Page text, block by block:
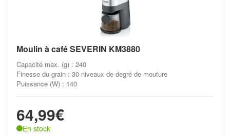
Moulin à café SEVERIN KM3880
Capacité max. (g) : 240
Finesse du grain : 30 niveaux de degré de mouture
Puissance (W) : 140
64,99€
En stock